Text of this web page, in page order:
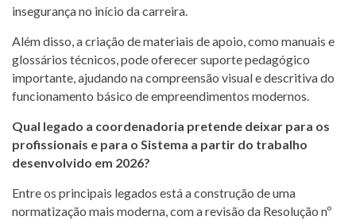
insegurança no início da carreira.
Além disso, a criação de materiais de apoio, como manuais e
glossários técnicos, pode oferecer suporte pedagógico
importante, ajudando na compreensão visual e descritiva do
funcionamento básico de empreendimentos modernos.
Qual legado a coordenadoria pretende deixar para os
profissionais e para o Sistema a partir do trabalho
desenvolvido em 2026?
Entre os principais legados está a construção de uma
normatização mais moderna, com a revisão da Resolução nº